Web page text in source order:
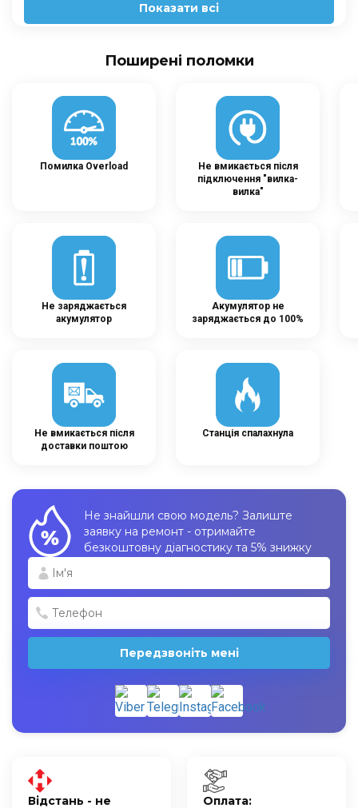
Показати всі
Поширені поломки
Помилка Overload
Не вмикається після
підключення "вилка-
вилка"
Не заряджається
акумулятор
Акумулятор не
заряджається до 100%
Не вмикається після
доставки поштою
Станція спалахнула
Не знайшли свою модель? Залиште
заявку на ремонт - отримайте
безкоштовну діагностику та 5% знижку
Передзвоніть мені
Відстань - не Оплата: